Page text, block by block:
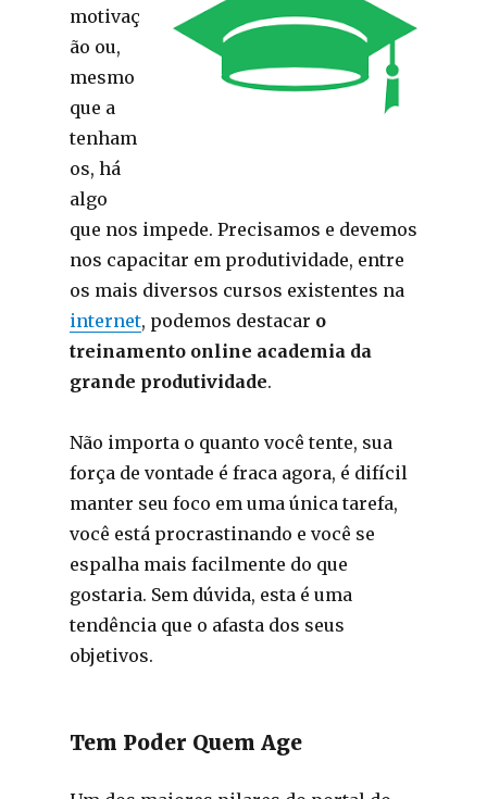
motivaç
ão ou,
mesmo
que a
tenham
os, há
algo
que nos impede. Precisamos e devemos
nos capacitar em produtividade, entre
os mais diversos cursos existentes na
internet, podemos destacar o
treinamento online academia da
grande produtividade.
Não importa o quanto você tente, sua
força de vontade é fraca agora, é difícil
manter seu foco em uma única tarefa,
você está procrastinando e você se
espalha mais facilmente do que
gostaria. Sem dúvida, esta é uma
tendência que o afasta dos seus
objetivos.
Tem Poder Quem Age